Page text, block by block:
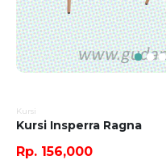
Kursi
Kursi Insperra Ragna
Rp. 156,000